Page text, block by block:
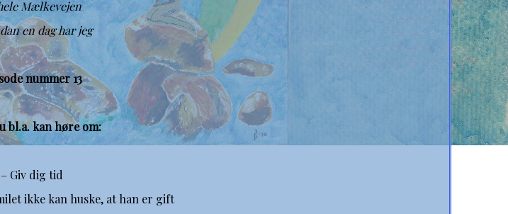
Mælkevejen
en dag har jeg
nummer 13
bl.a. kan høre om:
– Giv dig tid
ikke kan huske, at han er gift